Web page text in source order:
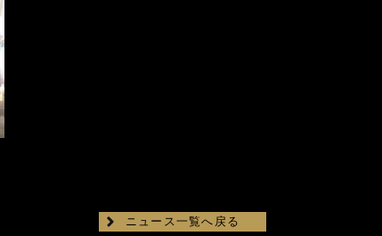
ニュース一覧へ戻る